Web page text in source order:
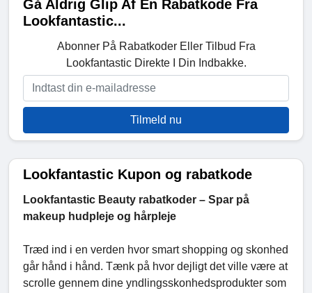
Gå Aldrig Glip Af En Rabatkode Fra
Lookfantastic...
Abonner På Rabatkoder Eller Tilbud Fra
Lookfantastic Direkte I Din Indbakke.
Tilmeld nu
Lookfantastic Kupon og rabatkode
Lookfantastic Beauty rabatkoder – Spar på
makeup hudpleje og hårpleje
Træd ind i en verden hvor smart shopping og skonhed
går hånd i hånd. Tænk på hvor dejligt det ville være at
scrolle gennem dine yndlingsskonhedsprodukter som